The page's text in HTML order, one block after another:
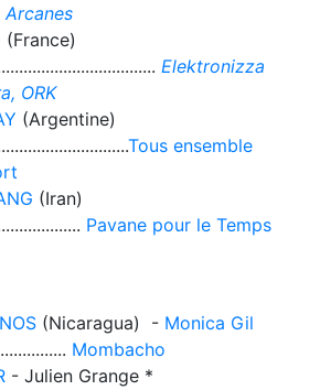
Arcanes
(France)
Elektronizza
ORK
(Argentine)
Tous ensemble
(Iran)
Pavane pour le Temps
(Nicaragua) - Monica Gil
Mombacho
- Julien Grange *